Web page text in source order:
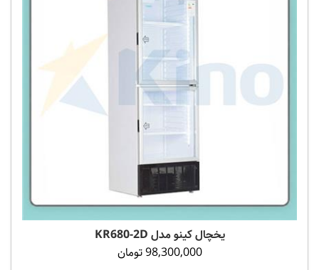
یخچال کینو مدل KR680-2D
98,300,000 تومان